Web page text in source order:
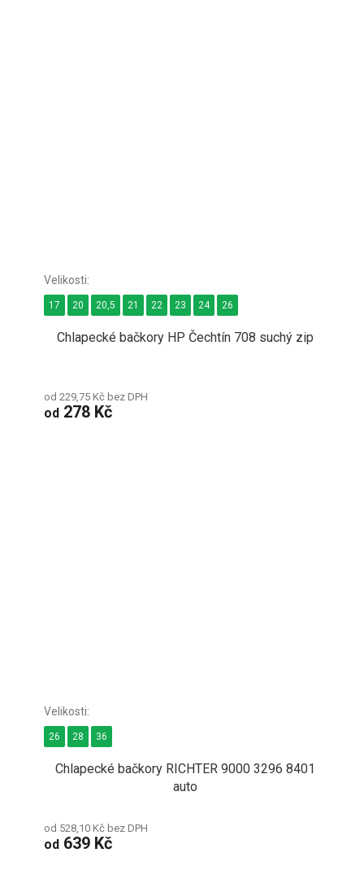
Chlapecké bačkory HP Čechtín 708 suchý zip
od 229,75 Kč bez DPH
od 278 Kč
17 20 20,5 21 22 23 24 26
Chlapecké bačkory RICHTER 9000 3296 8401
auto
od 528,10 Kč bez DPH
od 639 Kč
26 28 36